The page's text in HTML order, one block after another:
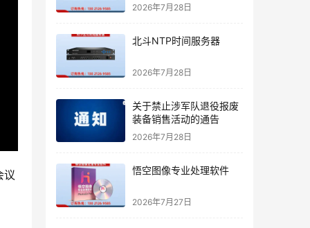
议
2026年7月28日
北斗NTP时间服务器
2026年7月28日
关于禁止涉军队退役报废
装备销售活动的通告
2026年7月28日
悟空图像专业处理软件
2026年7月27日